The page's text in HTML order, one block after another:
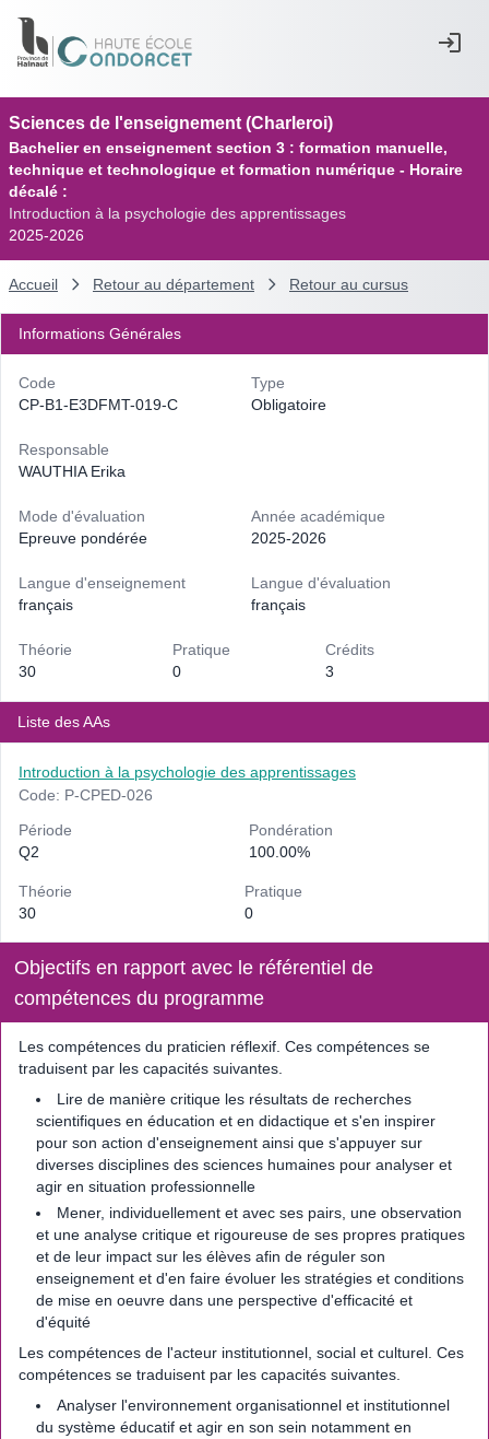
Sciences de l'enseignement (Charleroi)
Bachelier en enseignement section 3 : formation manuelle,
technique et technologique et formation numérique - Horaire
décalé :
Introduction à la psychologie des apprentissages
2025-2026
Accueil Retour au département Retour au cursus
Informations Générales
Code
CP-B1-E3DFMT-019-C
Type
Obligatoire
Responsable
WAUTHIA Erika
Mode d'évaluation
Epreuve pondérée
Année académique
2025-2026
Langue d'enseignement
français
Langue d'évaluation
français
Théorie
30
Pratique
0
Crédits
3
Liste des AAs
Introduction à la psychologie des apprentissages
Code: P-CPED-026
Période
Q2
Pondération
100.00%
Théorie
30
Pratique
0
Objectifs en rapport avec le référentiel de
compétences du programme
Les compétences du praticien réflexif. Ces compétences se
traduisent par les capacités suivantes.
Lire de manière critique les résultats de recherches
scientifiques en éducation et en didactique et s'en inspirer
pour son action d'enseignement ainsi que s'appuyer sur
diverses disciplines des sciences humaines pour analyser et
agir en situation professionnelle
Mener, individuellement et avec ses pairs, une observation
et une analyse critique et rigoureuse de ses propres pratiques
et de leur impact sur les élèves afin de réguler son
enseignement et d'en faire évoluer les stratégies et conditions
de mise en oeuvre dans une perspective d'efficacité et
d'équité
Les compétences de l'acteur institutionnel, social et culturel. Ces
compétences se traduisent par les capacités suivantes.
Analyser l'environnement organisationnel et institutionnel
du système éducatif et agir en son sein notamment en